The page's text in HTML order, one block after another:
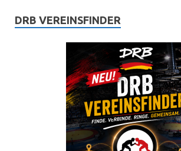
DRB VEREINSFINDER